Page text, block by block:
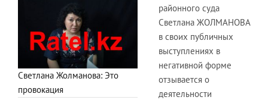
Светлана Жолманова: Это
провокация
районного суда
Светлана ЖОЛМАНОВА
в своих публичных
выступлениях в
негативной форме
отзывается о
деятельности